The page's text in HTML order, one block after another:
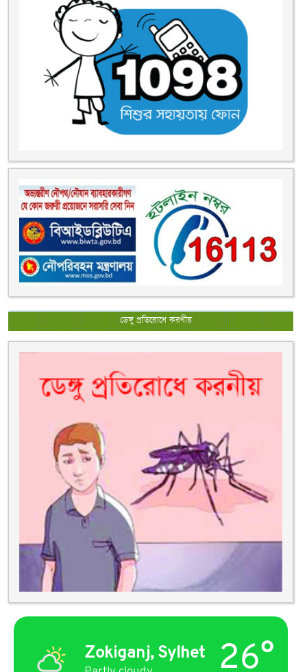
ডেঙ্গু প্রতিরোধে করণীয়
Zokiganj, Sylhet 26°